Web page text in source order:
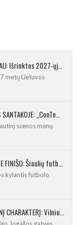
PASKATA KURTI DRĄSIAU: Išrinktos 2027-ųjų Lietuvos mažosios kultūros sostinės
metų Lietuvos
PUSIAUSVYROS AKTAS SANTAKOJE: „ConTempo 2026“ uždarys sudėtingas pasirodymas 8 m aukštyje
scenos menų
STATYBOS ARTĖJA PRIE FINIŠO: Šiaulių futbolo ir regbio maniežas įgavo kontūrus
kylantis futbolo
IŠSAUGOS URBANISTINĮ CHARAKTERĮ: Vilniuje pradėtas Jogailos gatvės remontas